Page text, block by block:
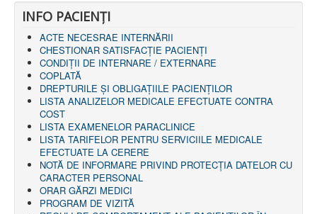
INFO PACIENŢI
ACTE NECESRAE INTERNĂRII
CHESTIONAR SATISFACŢIE PACIENŢI
CONDIȚII DE INTERNARE / EXTERNARE
COPLATĂ
DREPTURILE ŞI OBLIGAŢIILE PACIENȚILOR
LISTA ANALIZELOR MEDICALE EFECTUATE CONTRA
COST
LISTA EXAMENELOR PARACLINICE
LISTA TARIFELOR PENTRU SERVICIILE MEDICALE
EFECTUATE LA CERERE
NOTĂ DE INFORMARE PRIVIND PROTECŢIA DATELOR CU
CARACTER PERSONAL
ORAR GĂRZI MEDICI
PROGRAM DE VIZITĂ